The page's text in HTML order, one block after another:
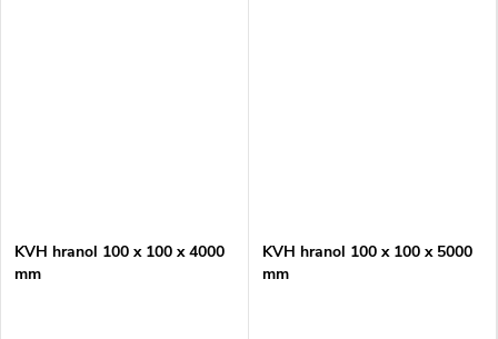
KVH hranol 100 x 100 x 4000
mm
KVH hranol 100 x 100 x 5000
mm